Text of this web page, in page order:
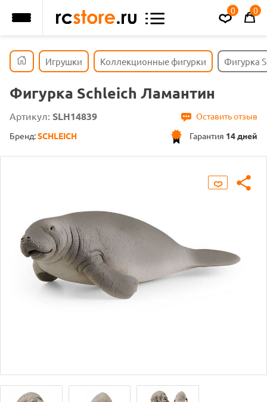
0 0
Игрушки Коллекционные фигурки Фигурка
Фигурка Schleich Ламантин
Артикул: SLH14839
Оставить отзыв
Гарантия 14 дней
Бренд:SCHLEICH